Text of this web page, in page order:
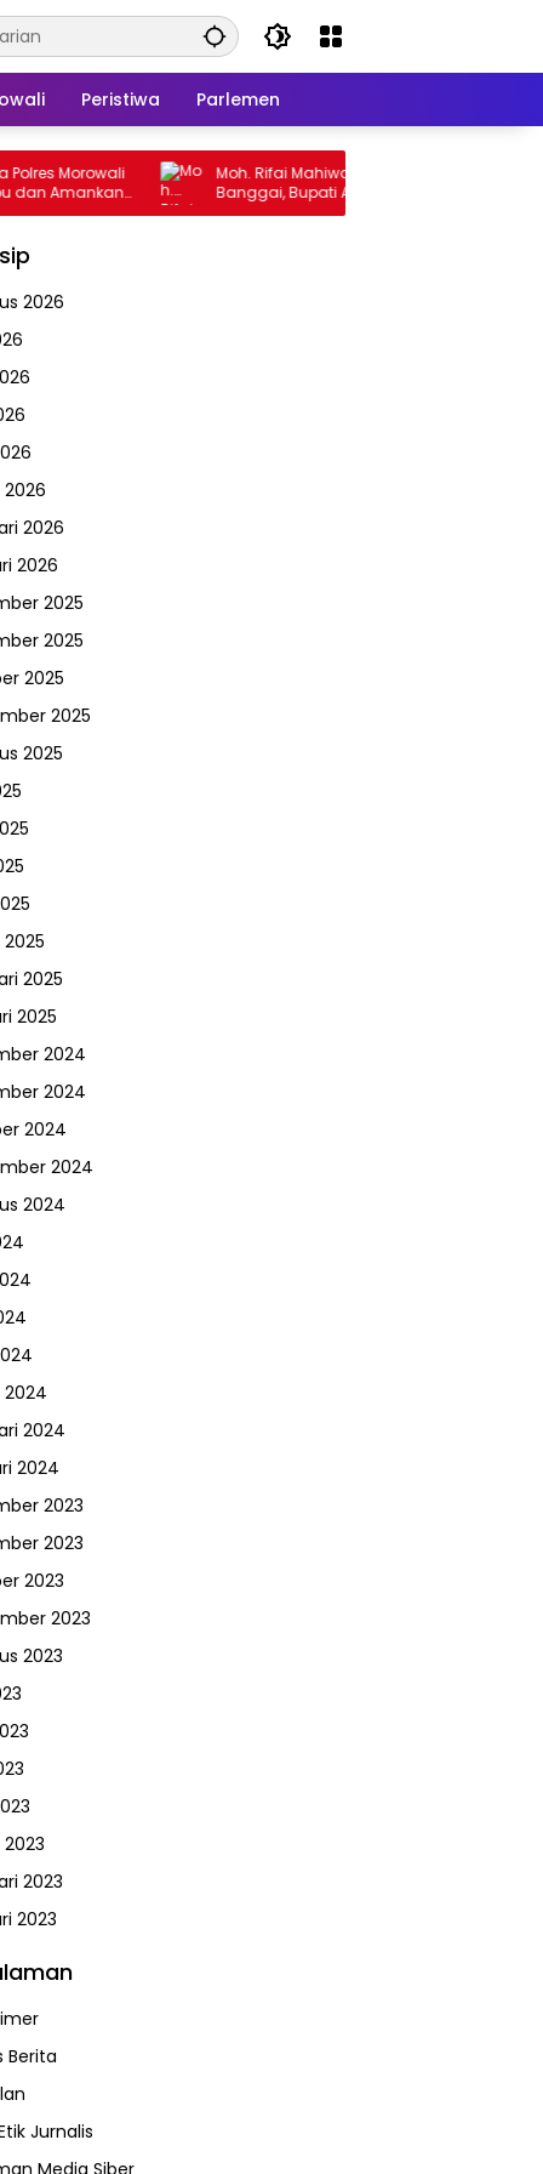
Peristiwa Parlemen
Moh. Rifai Mahiwa Resmi Pimpin BPBD
Banggai, Bupati Amirudin Tekankan
Pelayanan Cepat dan Tanggap
2026
2026
2026
2025
2025
2025
2025
2025
2025
2025
2024
2024
2024
2024
2024
2024
2024
2023
2023
2023
2023
2023
2023
2023
Berita
Jurnalis
Media Siber